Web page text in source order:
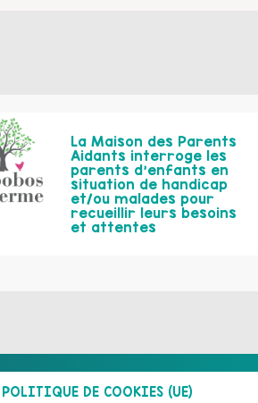
La Maison des Parents
Aidants interroge les
parents d’enfants en
situation de handicap
et/ou malades pour
recueillir leurs besoins
et attentes
POLITIQUE DE COOKIES (UE)